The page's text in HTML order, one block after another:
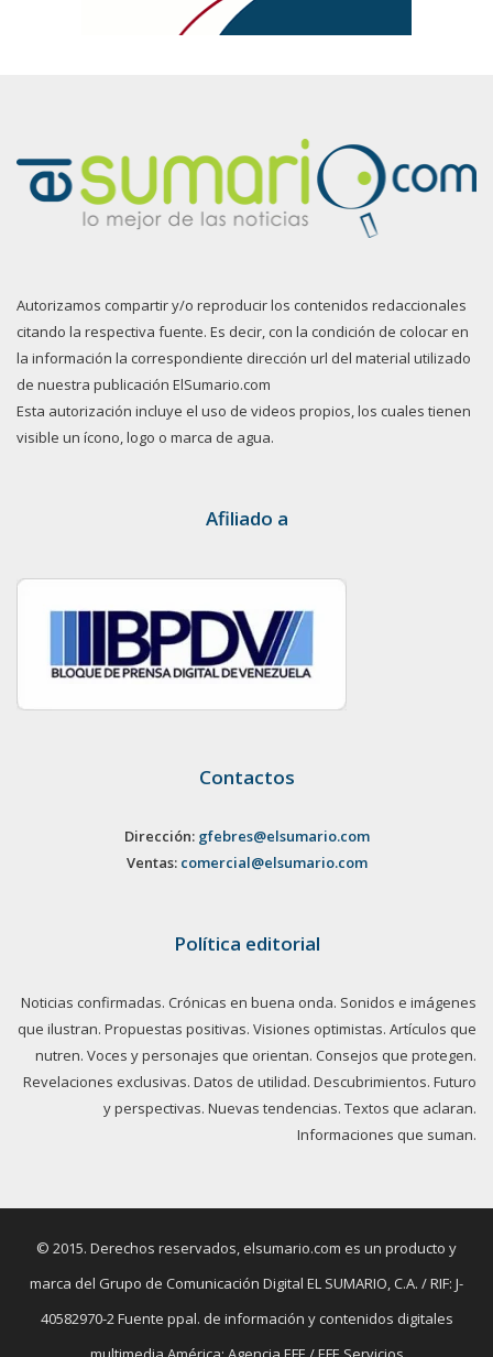
Autorizamos compartir y/o reproducir los contenidos redaccionales
citando la respectiva fuente. Es decir, con la condición de colocar en
la información la correspondiente dirección url del material utilizado
de nuestra publicación ElSumario.com
Esta autorización incluye el uso de videos propios, los cuales tienen
visible un ícono, logo o marca de agua.
Afiliado a
Contactos
Dirección: gfebres@elsumario.com
Ventas: comercial@elsumario.com
Política editorial
Noticias confirmadas. Crónicas en buena onda. Sonidos e imágenes
que ilustran. Propuestas positivas. Visiones optimistas. Artículos que
nutren. Voces y personajes que orientan. Consejos que protegen.
Revelaciones exclusivas. Datos de utilidad. Descubrimientos. Futuro
y perspectivas. Nuevas tendencias. Textos que aclaran.
Informaciones que suman.
© 2015. Derechos reservados, elsumario.com es un producto y
marca del Grupo de Comunicación Digital EL SUMARIO, C.A. / RIF: J-
40582970-2 Fuente ppal. de información y contenidos digitales